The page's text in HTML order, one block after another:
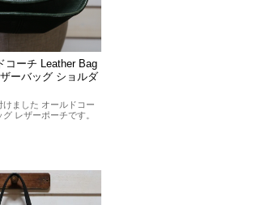
コーチ Leather Bag
ーバッグ ショルダ
けました オールドコー
レザーポーチです。